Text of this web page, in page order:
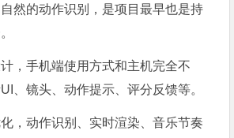
然的动作识别，是项目最早也是持
，手机端使用方式和主机完全不
、镜头、动作提示、评分反馈等。
，动作识别、实时渲染、音乐节奏